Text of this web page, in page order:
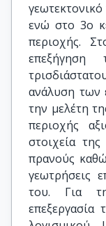
ενώ στο 3ο
περιοχής.
επεξήγηση
ανάλυση των
την μελέτη
περιοχής
στοιχεία
πρανούς
γεωτρήσεις
του. Για
επεξεργασία